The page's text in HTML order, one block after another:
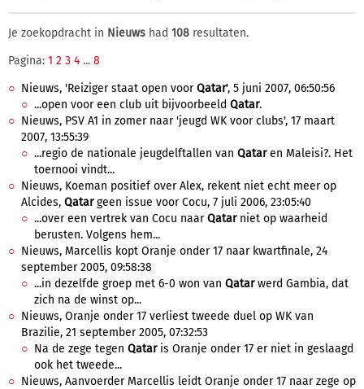
Je zoekopdracht in Nieuws had 108 resultaten.
Pagina: 1 2 3 4 ... 8
Nieuws, 'Reiziger staat open voorQatar', 5 juni 2007, 06:50:56
...open voor een club uit bijvoorbeeld Qatar.
Nieuws, PSV A1 in zomer naar 'jeugd WK voor clubs', 17 maart
2007, 13:55:39
...regio de nationale jeugdelftallen van Qataren Maleisi?. Het
toernooi vindt...
Nieuws, Koeman positief over Alex, rekent niet echt meer op
Alcides, Qatargeen issue voor Cocu, 7 juli 2006, 23:05:40
...over een vertrek van Cocu naarQatarniet op waarheid
berusten. Volgens hem...
Nieuws, Marcellis kopt Oranje onder 17 naar kwartfinale, 24
september 2005, 09:58:38
...in dezelfde groep met 6-0 won van Qatarwerd Gambia, dat
zich na de winst op...
Nieuws, Oranje onder 17 verliest tweede duel op WK van
Brazilie, 21 september 2005, 07:32:53
Na de zege tegen Qataris Oranje onder 17 er niet in geslaagd
ook het tweede...
Nieuws, Aanvoerder Marcellis leidt Oranje onder 17 naar zege op